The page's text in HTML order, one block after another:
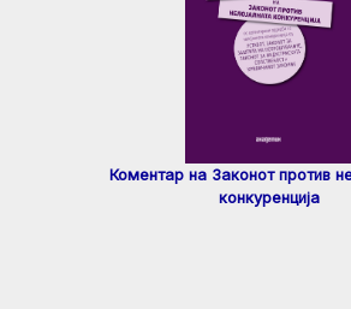
Коментар на Законот против
конкуренција